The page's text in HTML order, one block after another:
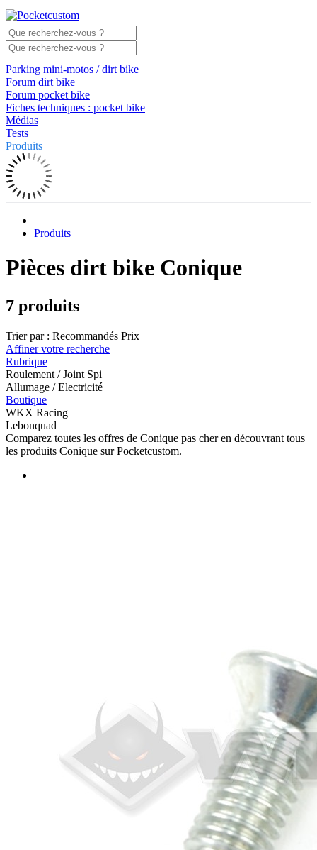
Parking mini-motos / dirt bike
Forum dirt bike
Forum pocket bike
Fiches techniques : pocket bike
Médias
Tests
Produits
Produits
Pièces dirt bike Conique
7 produits
Trier par : Recommandés Prix
Affiner votre recherche
Rubrique
Roulement / Joint Spi
Allumage / Electricité
Boutique
WKX Racing
Lebonquad
Comparez toutes les offres de Conique pas cher en découvrant tous
les produits Conique sur Pocketcustom.